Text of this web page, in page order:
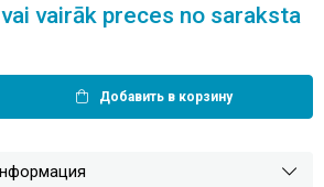
vairāk preces no saraksta
Добавить в корзину